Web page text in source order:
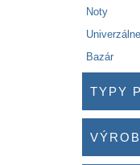
Noty
Bazár
TYPY